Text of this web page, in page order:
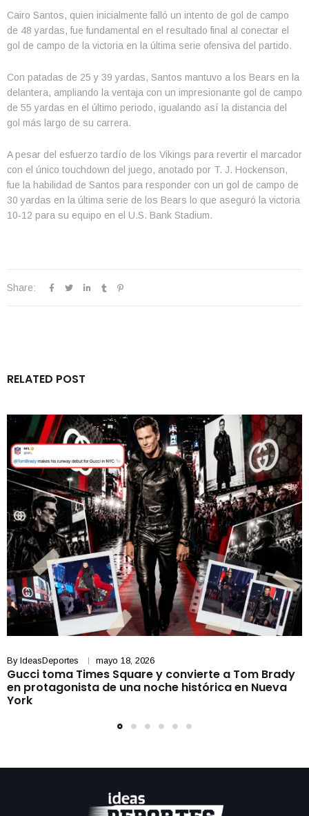
Cairo Santos, quien inicialmente falló un intento de gol de campo
de 48 yardas, fue fundamental en el resultado final al conectar el
gol de campo de la victoria en la última serie ofensiva del partido.
Con patadas de 25 y 39 yardas, Santos mantuvo a los Bears en la
delantera, ampliando la ventaja con un impresionante gol de campo
de 55 yardas en el último periodo, igualando así la distancia del
gol más largo de su carrera.
A pesar del esfuerzo tardío de los Vikings para revertir el marcador
con el único touchdown del juego, anotado por T. J. Hockenson,
fue la habilidad de Santos para responder con un gol de campo de
30 yardas en la última serie de los Bears lo que aseguró la victoria
10-12 para su equipo en el U.S. Bank Stadium.
Share:
RELATED POST
By IdeasDeportes mayo 18, 2026
Gucci toma Times Square y convierte a Tom Brady
en protagonista de una noche histórica en Nueva
York